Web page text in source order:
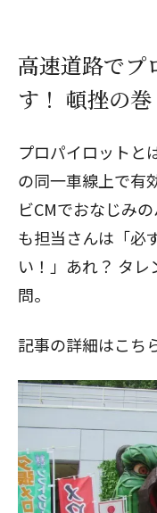
高速道路でプ
す！ 頓挫の巻
プロパイロットと
の同一車線上で有
ビCMでおなじみ
も担当さんは「必
い！」あれ？ タ
問。
記事の詳細はこち